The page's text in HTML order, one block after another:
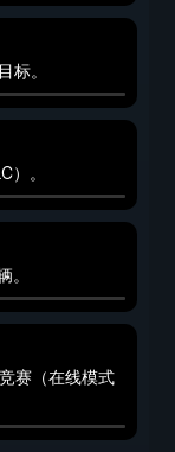
标。
）。
赛（在线模式